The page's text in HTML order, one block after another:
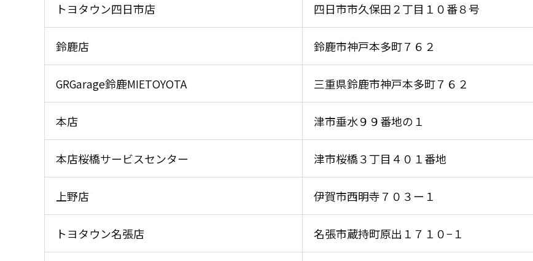
トヨタウン四⽇市店 四⽇市市久保⽥２丁⽬１０番８号
鈴⿅店 鈴⿅市神⼾本多町７６２
GRGarage鈴⿅MIETOYOTA 三重県鈴⿅市神⼾本多町７６２
本店 津市垂⽔９９番地の１
本店桜橋サービスセンター 津市桜橋３丁⽬４０１番地
上野店 伊賀市⻄明寺７０３ー１
トヨタウン名張店 名張市蔵持町原出１７１０−１